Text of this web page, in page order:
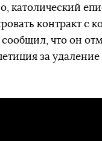
католический
контракт с
что он
за